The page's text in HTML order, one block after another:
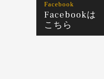
Facebook
Facebookは
こちら